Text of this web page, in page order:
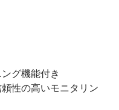
グ機能付き
性の高いモニタリン